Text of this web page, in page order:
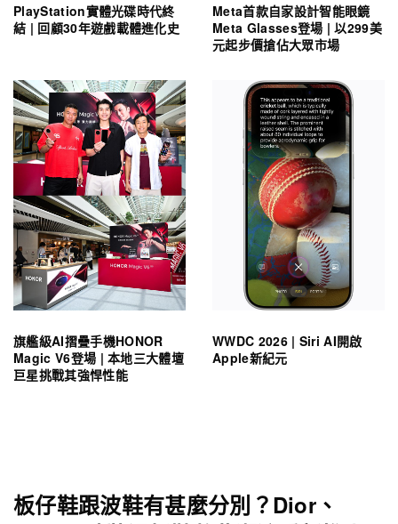
PlayStation實體光碟時代終
結 | 回顧30年遊戲載體進化史
Meta首款自家設計智能眼鏡
Meta Glasses登場 | 以299美
元起步價搶佔大眾市場
旗艦級AI摺疊手機HONOR
Magic V6登場 | 本地三大體壇
巨星挑戰其強悍性能
WWDC 2026 | Siri AI開啟
Apple新紀元
板仔鞋跟波鞋有甚麼分別？Dior、